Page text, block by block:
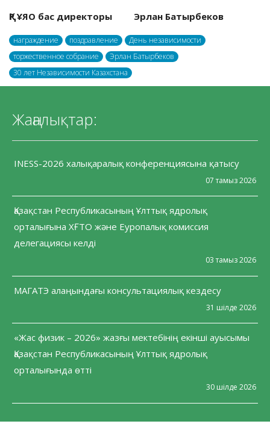
ҚР ҰЯО бас директоры Эрлан Батырбеков
награждение поздравление
День независимости
торжественное собрание
Эрлан Батырбеков
30 лет Независимости Казахстана
Жаңалықтар:
INESS-2026 халықаралық конференциясына қатысу
07 тамыз 2026
Қазақстан Республикасының Ұлттық ядролық
орталығына ХҒТО және Еуропалық комиссия
делегациясы келді
03 тамыз 2026
МАГАТЭ алаңындағы консультациялық кездесу
31 шілде 2026
«Жас физик – 2026» жазғы мектебінің екінші ауысымы
Қазақстан Республикасының Ұлттық ядролық
орталығында өтті
30 шілде 2026